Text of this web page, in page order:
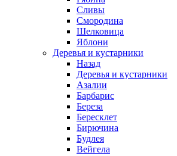
Сливы
Смородина
Шелковица
Яблони
Деревья и кустарники
Назад
Деревья и кустарники
Азалии
Барбарис
Береза
Бересклет
Бирючина
Будлея
Вейгела